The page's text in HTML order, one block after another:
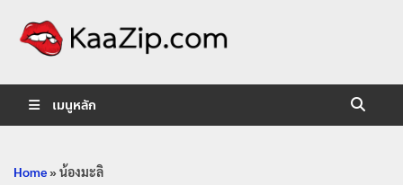
เมนูหลัก
Home»น้องมะลิ